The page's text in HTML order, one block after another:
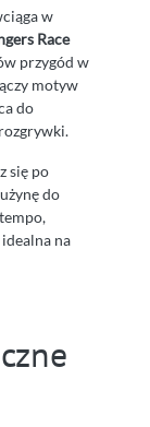
w
Race
przygód w
motyw
do
się po
do
na